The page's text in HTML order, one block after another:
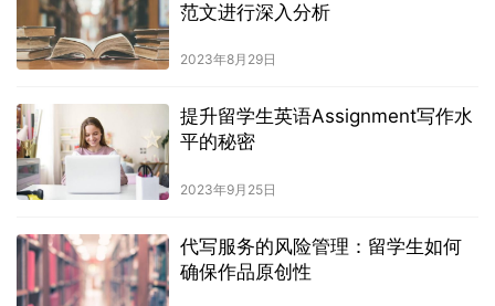
范文进行深入分析
2023年8月29日
提升留学生英语Assignment写作水
平的秘密
2023年9月25日
代写服务的风险管理：留学生如何
确保作品原创性